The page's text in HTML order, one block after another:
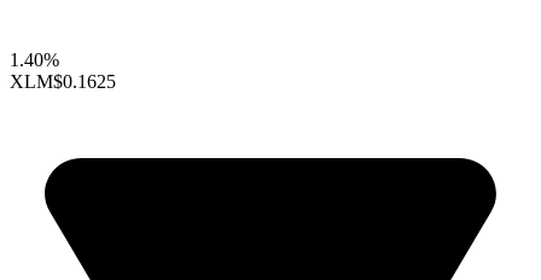
1.40%
XLM$0.1625